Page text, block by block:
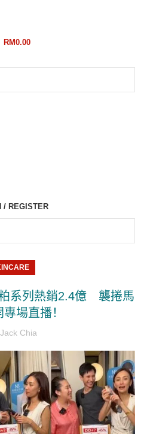
RM0.00
/ REGISTER
系列熱銷2.4億 襲捲馬
場直播！
Jack Chia